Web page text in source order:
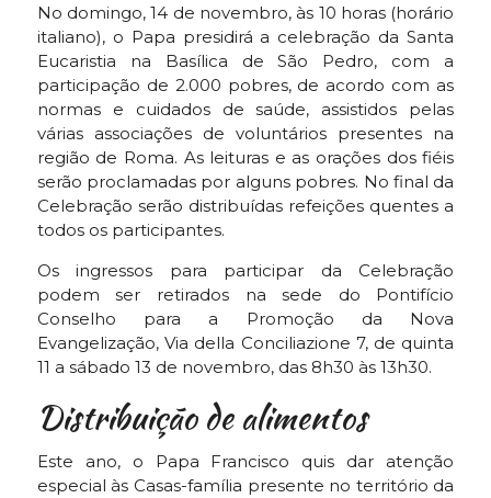
No domingo, 14 de novembro, às 10 horas (horário
italiano), o Papa presidirá a celebração da Santa
Eucaristia na Basílica de São Pedro, com a
participação de 2.000 pobres, de acordo com as
normas e cuidados de saúde, assistidos pelas
várias associações de voluntários presentes na
região de Roma. As leituras e as orações dos fiéis
serão proclamadas por alguns pobres. No final da
Celebração serão distribuídas refeições quentes a
todos os participantes.
Os ingressos para participar da Celebração
podem ser retirados na sede do Pontifício
Conselho para a Promoção da Nova
Evangelização, Via della Conciliazione 7, de quinta
11 a sábado 13 de novembro, das 8h30 às 13h30.
Distribuição de alimentos
Este ano, o Papa Francisco quis dar atenção
especial às Casas-família presente no território da